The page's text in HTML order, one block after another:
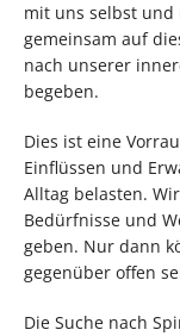
mit uns selbst und
gemeinsam auf
nach unserer
begeben.
Dies ist eine
Einflüssen und
Alltag belasten.
Bedürfnisse und
geben. Nur dann
gegenüber offen
Die Suche nach